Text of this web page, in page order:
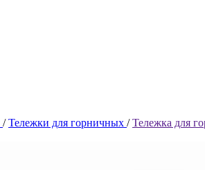
/ Тележки для горничных / Тележка для